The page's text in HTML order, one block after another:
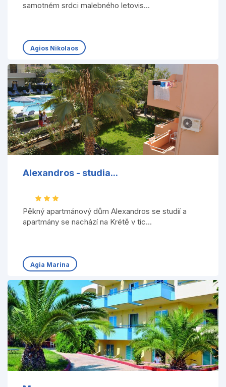
samotném srdci malebného letovis...
Agios Nikolaos
Alexandros - studia...
Pěkný apartmánový dům Alexandros se studií a
apartmány se nachází na Krétě v tic...
Agia Marina